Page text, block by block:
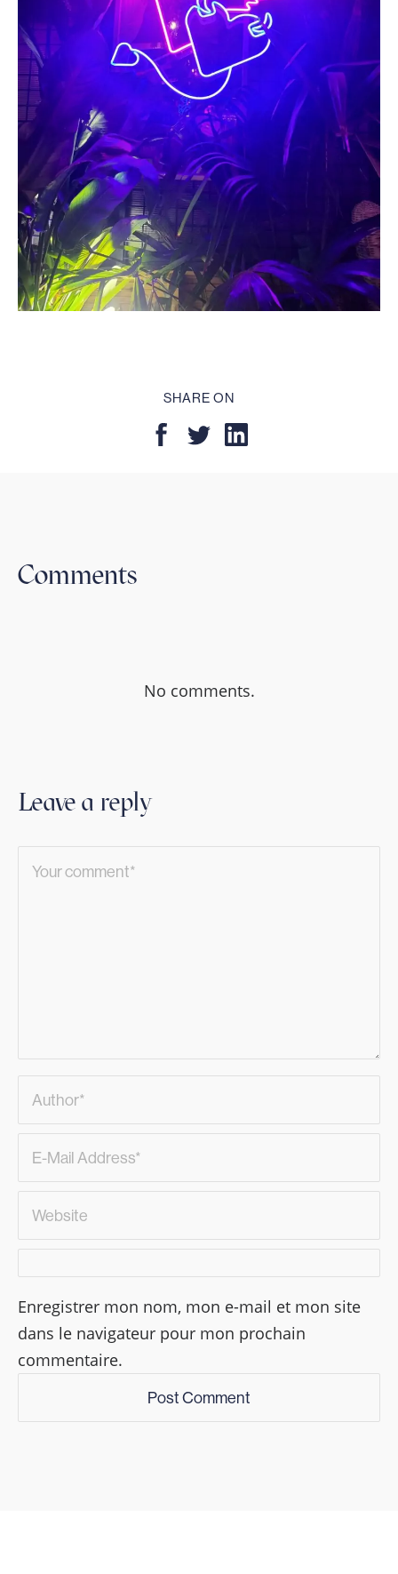
SHARE ON
Comments
No comments.
Leave a reply
Enregistrer mon nom, mon e-mail et mon site
dans le navigateur pour mon prochain
commentaire.